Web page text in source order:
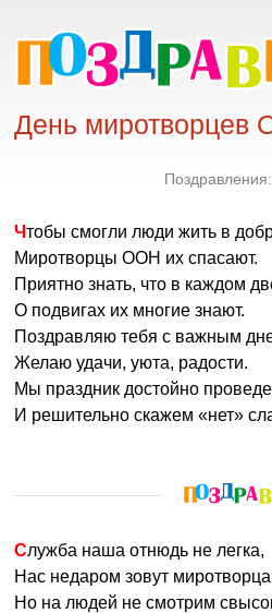
День миротворцев
Поздравления:
Чтобы смогли люди жить в
Миротворцы ООН их спасают.
Приятно знать, что в каждом
О подвигах их многие знают.
Поздравляю тебя с важным
Желаю удачи, уюта, радости.
Мы праздник достойно
И решительно скажем «нет»
Служба наша отнюдь не легка,
Нас недаром зовут
Но на людей не смотрим